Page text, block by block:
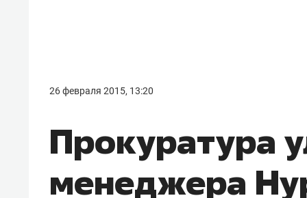
26 февраля 2015, 13:20
Прокуратура
менеджера
правил, бизнес может
потерять минимум